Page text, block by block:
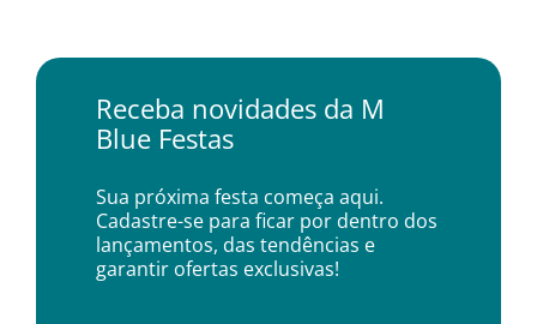
Receba novidades da M
Blue Festas
Sua próxima festa começa aqui.
Cadastre-se para ficar por dentro dos
lançamentos, das tendências e
garantir ofertas exclusivas!